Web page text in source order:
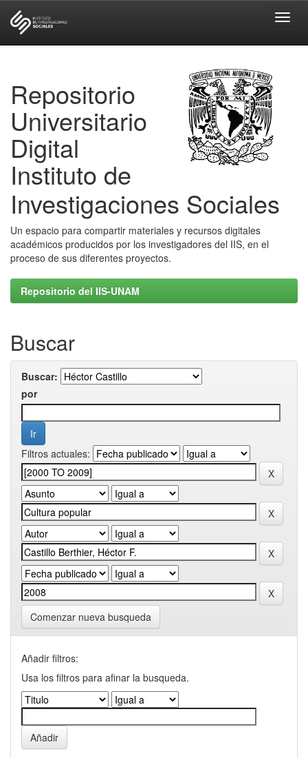
Repositorio
Universitario
Digital
Instituto de
Investigaciones Sociales
Un espacio para compartir materiales y recursos digitales
académicos producidos por los investigadores del IIS, en el
proceso de sus diferentes proyectos.
Repositorio del IIS-UNAM
Buscar
Buscar:
por
Filtros actuales:
Comenzar nueva busqueda
Añadir filtros:
Usa los filtros para afinar la busqueda.